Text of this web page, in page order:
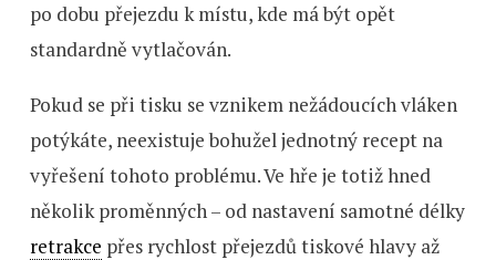
po dobu přejezdu k místu, kde má být opět
standardně vytlačován.
Pokud se při tisku se vznikem nežádoucích vláken
potýkáte, neexistuje bohužel jednotný recept na
vyřešení tohoto problému. Ve hře je totiž hned
několik proměnných – od nastavení samotné délky
retrakce přes rychlost přejezdů tiskové hlavy až